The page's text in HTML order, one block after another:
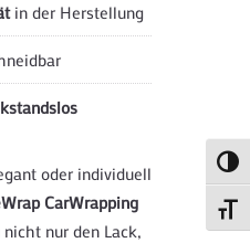
in der Herstellung
oder individuell
CarWrapping
nur den Lack,